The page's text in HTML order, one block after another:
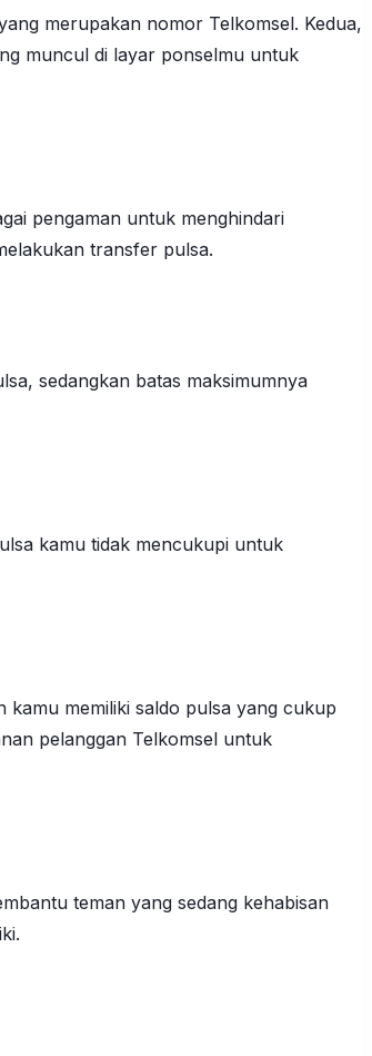
merupakan nomor Telkomsel. Kedua,
muncul di layar ponselmu untuk
pengaman untuk menghindari
transfer pulsa.
sedangkan batas maksimumnya
kamu tidak mencukupi untuk
memiliki saldo pulsa yang cukup
pelanggan Telkomsel untuk
teman yang sedang kehabisan